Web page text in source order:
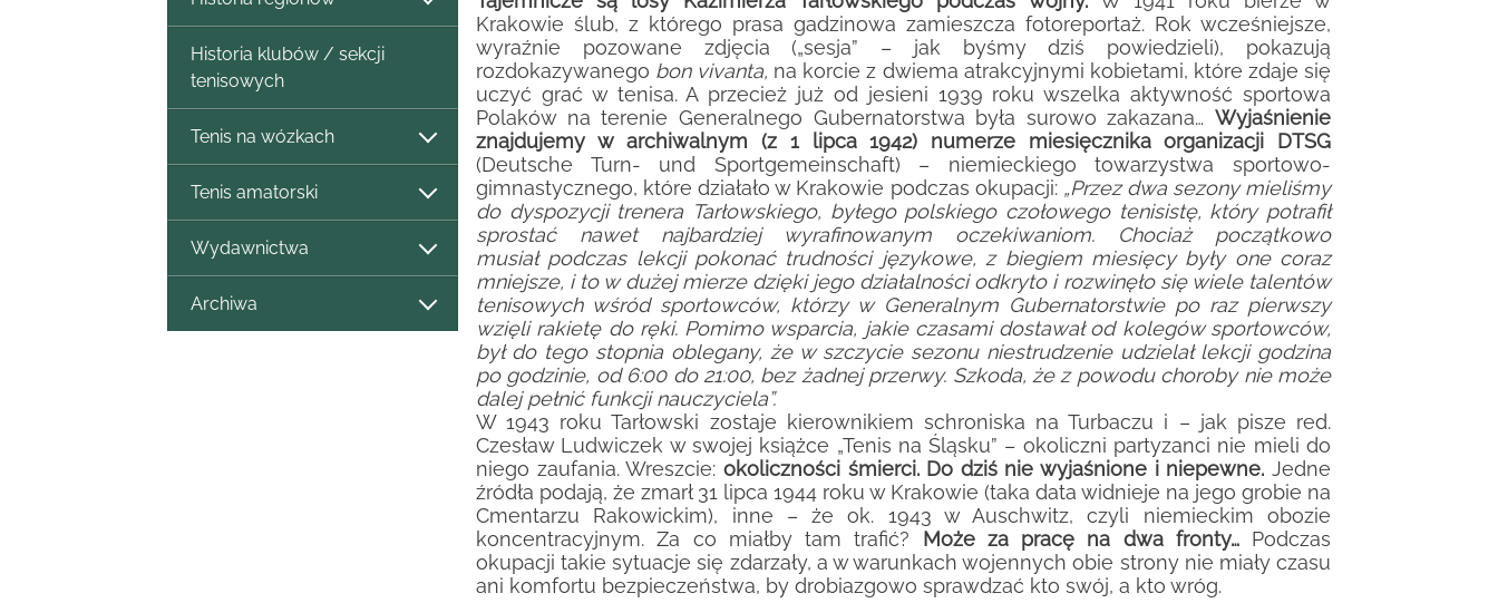
Historia klubów / sekcji
tenisowych
Tenis na wózkach
Tenis amatorski
Wydawnictwa
Archiwa
Krakowie ślub, z którego prasa gadzinowa zamieszcza fotoreportaż. Rok wcześniejsze,
wyraźnie pozowane zdjęcia („sesja” – jak byśmy dziś powiedzieli), pokazują
rozdokazywanego bon vivanta, na korcie z dwiema atrakcyjnymi kobietami, które zdaje się
uczyć grać w tenisa. A przecież już od jesieni 1939 roku wszelka aktywność sportowa
Polaków na terenie Generalnego Gubernatorstwa była surowo zakazana… Wyjaśnienie
znajdujemy w archiwalnym (z 1 lipca 1942) numerze miesięcznika organizacji DTSG
(Deutsche Turn- und Sportgemeinschaft) – niemieckiego towarzystwa sportowo-
gimnastycznego, które działało w Krakowie podczas okupacji: „Przez dwa sezony mieliśmy
do dyspozycji trenera Tarłowskiego, byłego polskiego czołowego tenisistę, który potrafił
sprostać nawet najbardziej wyrafinowanym oczekiwaniom. Chociaż początkowo
musiał podczas lekcji pokonać trudności językowe, z biegiem miesięcy były one coraz
mniejsze, i to w dużej mierze dzięki jego działalności odkryto i rozwinęło się wiele talentów
tenisowych wśród sportowców, którzy w Generalnym Gubernatorstwie po raz pierwszy
wzięli rakietę do ręki. Pomimo wsparcia, jakie czasami dostawał od kolegów sportowców,
był do tego stopnia oblegany, że w szczycie sezonu niestrudzenie udzielał lekcji godzina
po godzinie, od 6:00 do 21:00, bez żadnej przerwy. Szkoda, żez powodu choroby nie może
dalej pełnić funkcji nauczyciela”.
W 1943 roku Tarłowski zostaje kierownikiem schroniska na Turbaczu i – jak pisze red.
Czesław Ludwiczek w swojej książce „Tenis na Śląsku” – okoliczni partyzanci nie mieli do
niego zaufania. Wreszcie: okoliczności śmierci. Do dziś nie wyjaśnione i niepewne. Jedne
źródła podają, że zmarł 31 lipca 1944 roku w Krakowie (taka data widnieje na jego grobie na
Cmentarzu Rakowickim), inne – że ok. 1943 w Auschwitz, czyli niemieckim obozie
koncentracyjnym. Za co miałby tam trafić? Może za pracę na dwa fronty…Podczas
okupacji takie sytuacje się zdarzały, a w warunkach wojennych obie strony nie miały czasu
ani komfortu bezpieczeństwa, by drobiazgowo sprawdzać kto swój, a kto wróg.